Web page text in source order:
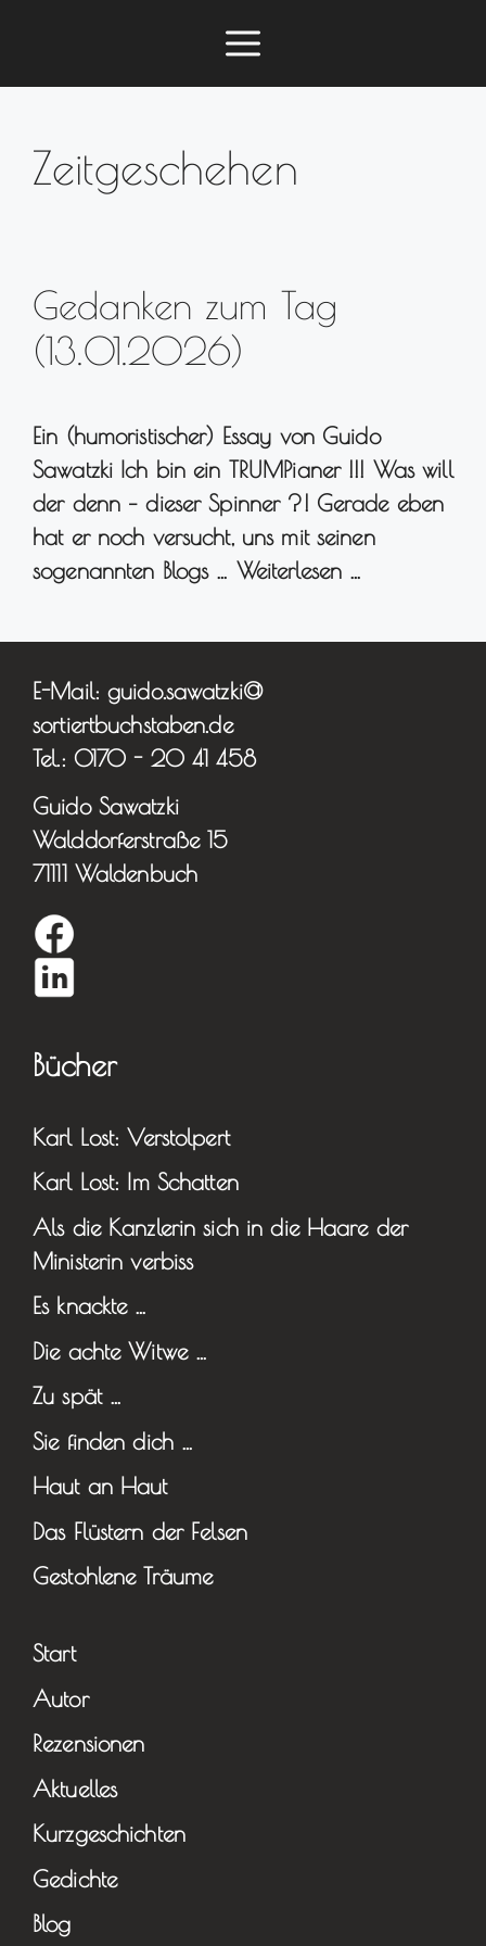
springen
Menü
Zeitgeschehen
Gedanken zum Tag
(13.01.2026)
Ein (humoristischer) Essay von Guido
Sawatzki Ich bin ein TRUMPianer !!! Was will
der denn – dieser Spinner ?! Gerade eben
hat er noch versucht, uns mit seinen
sogenannten Blogs … Weiterlesen …
E-Mail: guido.sawatzki@
sortiertbuchstaben.de
Tel.: 0170 - 20 41 458
Guido Sawatzki
Walddorferstraße 15
71111 Waldenbuch
Bücher
Karl Lost: Verstolpert
Karl Lost: Im Schatten
Als die Kanzlerin sich in die Haare der
Ministerin verbiss
Es knackte …
Die achte Witwe …
Zu spät …
Sie finden dich …
Haut an Haut
Das Flüstern der Felsen
Gestohlene Träume
Start
Autor
Rezensionen
Aktuelles
Kurzgeschichten
Gedichte
Blog